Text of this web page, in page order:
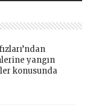
yangın
konusunda